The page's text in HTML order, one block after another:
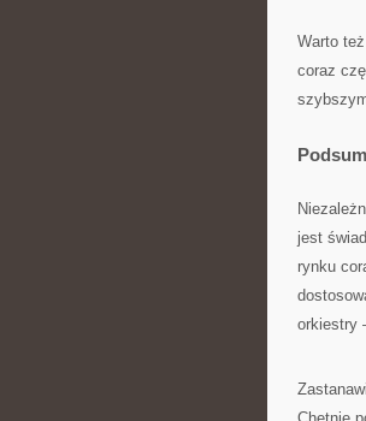
Warto
coraz
jest
rynku
orkiestry